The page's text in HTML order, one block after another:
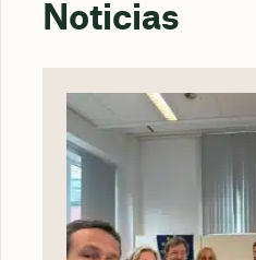
Noticias